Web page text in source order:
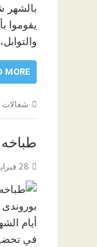
بالشهر
يقوموا
MORE
شغالات
طباخه
28 فبراير، 2025
أيام
في